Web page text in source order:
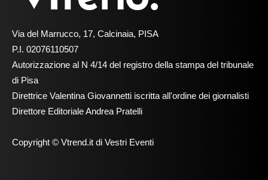
Via del Marrucco, 17, Calcinaia, PISA
P.I. 02076110507
Autorizzazione al N 4/14 del registro della stampa del tribunale
di Pisa
Direttrice Valentina Giovannetti iscritta all'ordine dei giornalisti
Direttore Editoriale Andrea Pratelli
Copyright © Vtrend.it di Vestri Eventi